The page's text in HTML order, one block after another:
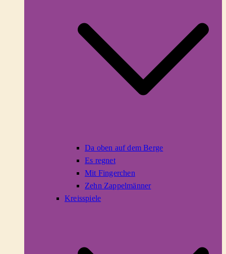
Da oben auf dem Berge
Es regnet
Mit Fingerchen
Zehn Zappelmänner
Kreisspiele